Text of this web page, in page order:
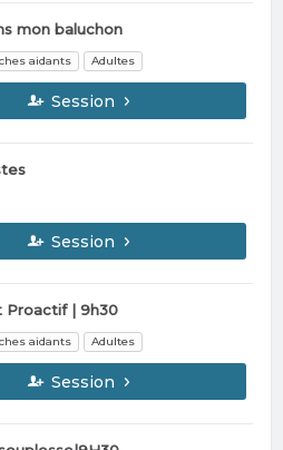
mon baluchon
aidants Adultes
Session
Session
Proactif | 9h30
aidants Adultes
Session